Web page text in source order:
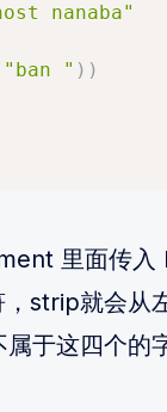
nanaba"
"ban " ) )
里面传入
，strip就会从
于这四个的